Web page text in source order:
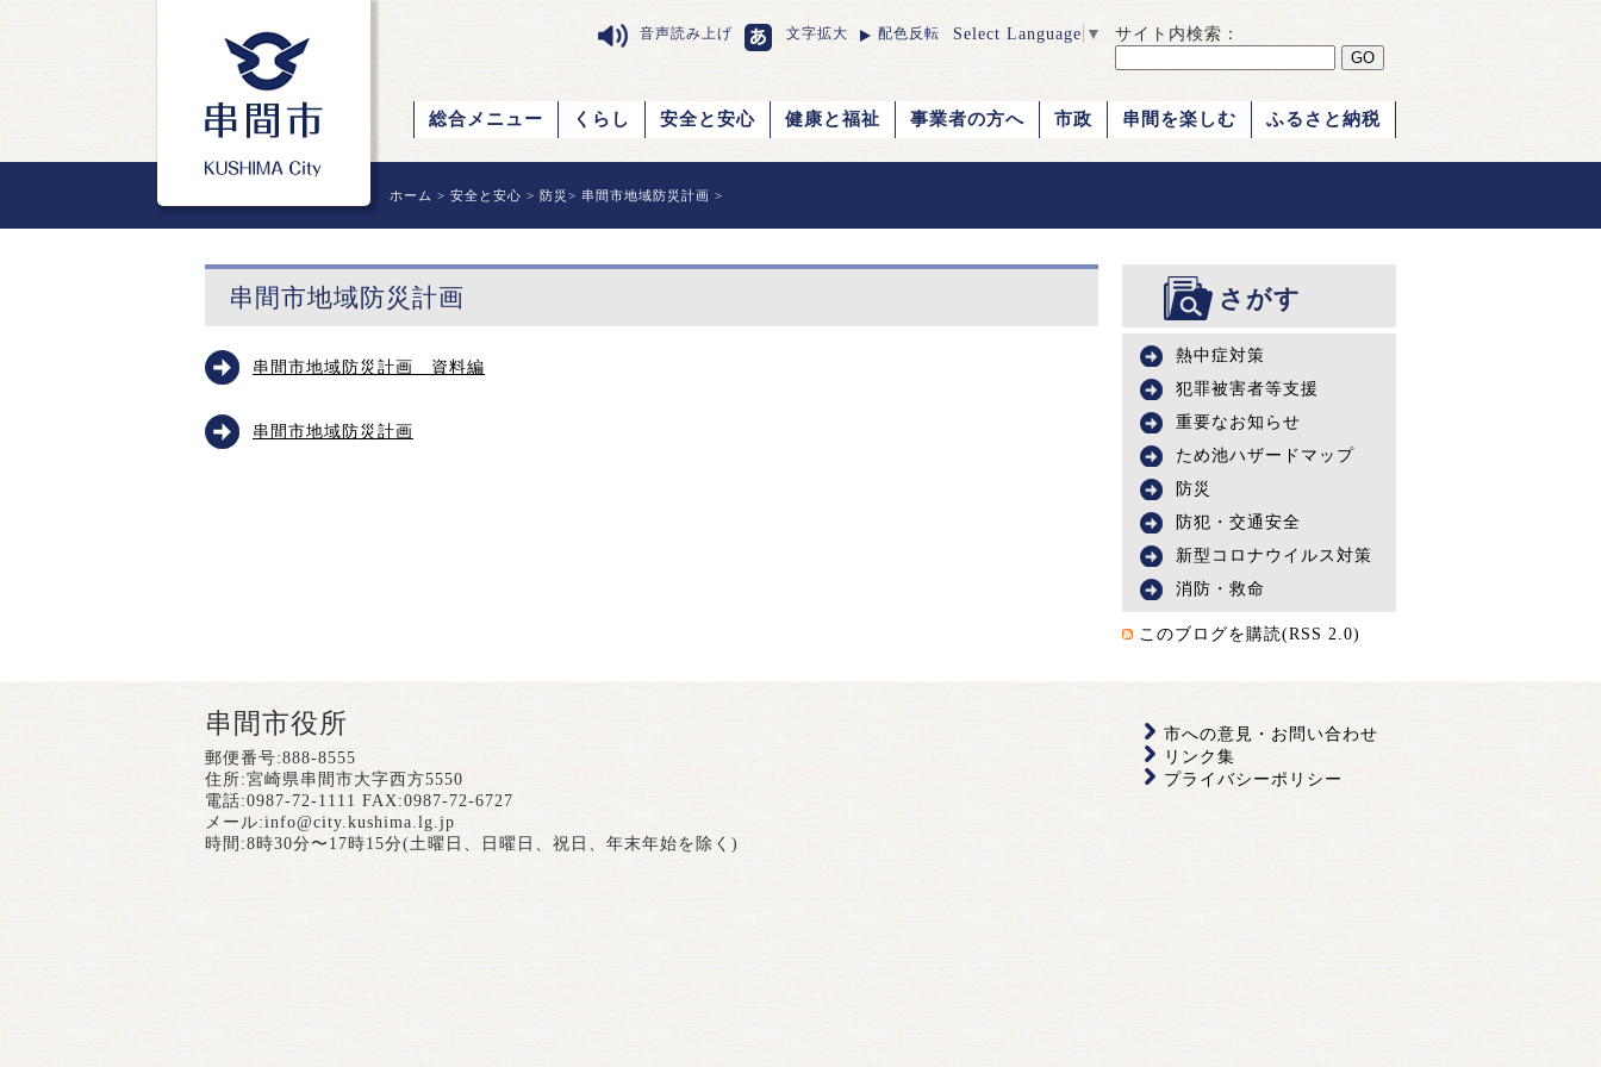
音声読み上げ 文字拡大 配色反転 Select Language ▼ サイト内検索：
総合メニュー くらし 安全と安心 健康と福祉 事業者の方へ 市政 串間を楽しむ ふるさと納税
ホーム > 安全と安心 > 防災 > 串間市地域防災計画 >
串間市地域防災計画
串間市地域防災計画 資料編
串間市地域防災計画
さがす
熱中症対策
犯罪被害者等支援
重要なお知らせ
ため池ハザードマップ
防災
防犯・交通安全
新型コロナウイルス対策
消防・救命
このブログを購読(RSS 2.0)
串間市役所
郵便番号:888-8555
住所:宮崎県串間市大字西方5550
電話:0987-72-1111 FAX:0987-72-6727
メール:info@city.kushima.lg.jp
時間:8時30分〜17時15分(土曜日、日曜日、祝日、年末年始を除く)
市への意見・お問い合わせ
リンク集
プライバシーポリシー